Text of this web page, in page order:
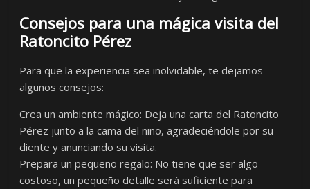
Consejos para una mágica visita del
Ratoncito Pérez
Para que la experiencia sea inolvidable, te dejamos
algunos consejos:
Crea un ambiente mágico: Deja una carta del Ratoncito
Pérez junto a la cama del niño, agradeciéndole por su
diente y anunciando su visita.
Prepara un pequeño regalo: No tiene que ser algo
costoso, un pequeño detalle será suficiente para